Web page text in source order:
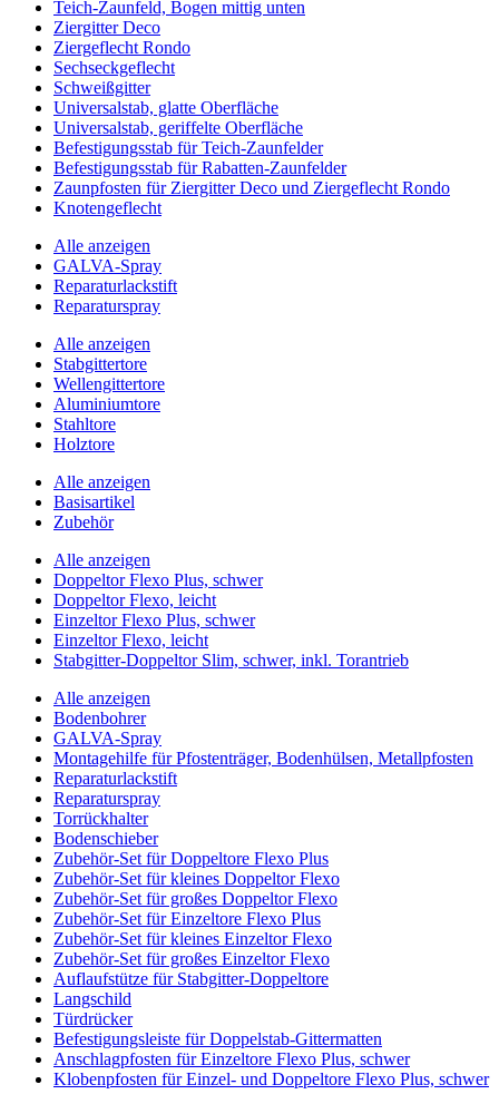
Teich-Zaunfeld, Bogen mittig unten
Ziergitter Deco
Ziergeflecht Rondo
Sechseckgeflecht
Schweißgitter
Universalstab, glatte Oberfläche
Universalstab, geriffelte Oberfläche
Befestigungsstab für Teich-Zaunfelder
Befestigungsstab für Rabatten-Zaunfelder
Zaunpfosten für Ziergitter Deco und Ziergeflecht Rondo
Knotengeflecht
Alle anzeigen
GALVA-Spray
Reparaturlackstift
Reparaturspray
Alle anzeigen
Stabgittertore
Wellengittertore
Aluminiumtore
Stahltore
Holztore
Alle anzeigen
Basisartikel
Zubehör
Alle anzeigen
Doppeltor Flexo Plus, schwer
Doppeltor Flexo, leicht
Einzeltor Flexo Plus, schwer
Einzeltor Flexo, leicht
Stabgitter-Doppeltor Slim, schwer, inkl. Torantrieb
Alle anzeigen
Bodenbohrer
GALVA-Spray
Montagehilfe für Pfostenträger, Bodenhülsen, Metallpfosten
Reparaturlackstift
Reparaturspray
Torrückhalter
Bodenschieber
Zubehör-Set für Doppeltore Flexo Plus
Zubehör-Set für kleines Doppeltor Flexo
Zubehör-Set für großes Doppeltor Flexo
Zubehör-Set für Einzeltore Flexo Plus
Zubehör-Set für kleines Einzeltor Flexo
Zubehör-Set für großes Einzeltor Flexo
Auflaufstütze für Stabgitter-Doppeltore
Langschild
Türdrücker
Befestigungsleiste für Doppelstab-Gittermatten
Anschlagpfosten für Einzeltore Flexo Plus, schwer
Klobenpfosten für Einzel- und Doppeltore Flexo Plus, schwer